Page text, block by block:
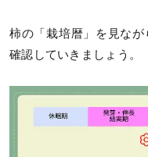
柿の「栽培暦」を見な
確認していきましょう。